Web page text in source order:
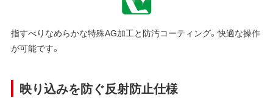
指すべりなめらかな特殊AG加工と防汚コーティング。快適な操作
が可能です。
映り込みを防ぐ反射防止仕様